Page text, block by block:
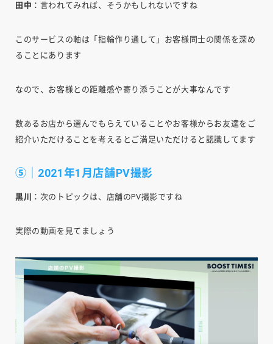
田中 ：言われてみれば、そうかもしれないですね
このサービスの軸は「指輪作り通して」お客様同士の関係を深め
ることにあります
なので、お客様との距離感や寄り添うことが大事なんです
数あるお店から選んでもらえていることやお客様からお友達をご
紹介いただけることを考えるとご満足いただけると認識してます
⑤｜2021年1月店舗PV撮影
黒川 ：次のトピックは、店舗のPV撮影ですね
実際の動画を見てましょう